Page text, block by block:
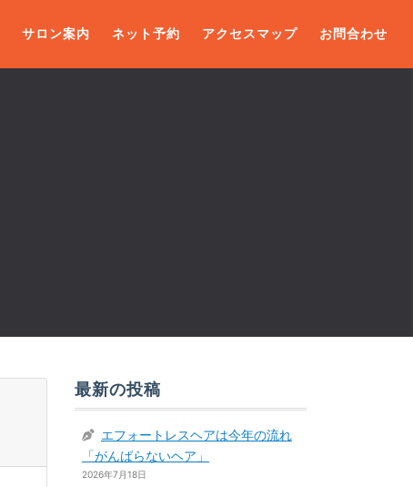
サロン案内 ネット予約 アクセスマップ お問合わせ
最新の投稿
エフォートレスヘアは今年の流れ
「がんばらないヘア」
2026年7月18日